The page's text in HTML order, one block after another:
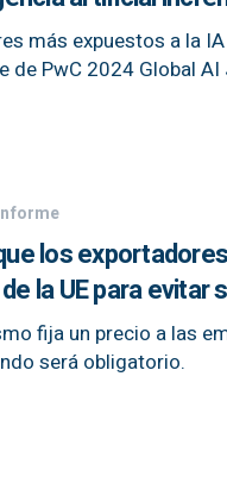
más expuestos a la
de PwC 2024 Global
los
la UE para evitar
fija un precio a las
será obligatorio.